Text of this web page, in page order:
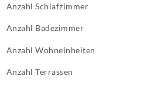
Anzahl Schlafzimmer
Anzahl Badezimmer
Anzahl Wohneinheiten
Anzahl Terrassen